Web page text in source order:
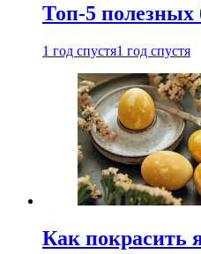
Топ-5 полезных
1 год спустя1 год спустя
Как покрасить